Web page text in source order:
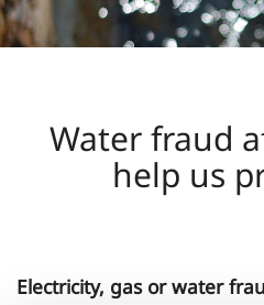
Water fraud
help us
Electricity, gas or water